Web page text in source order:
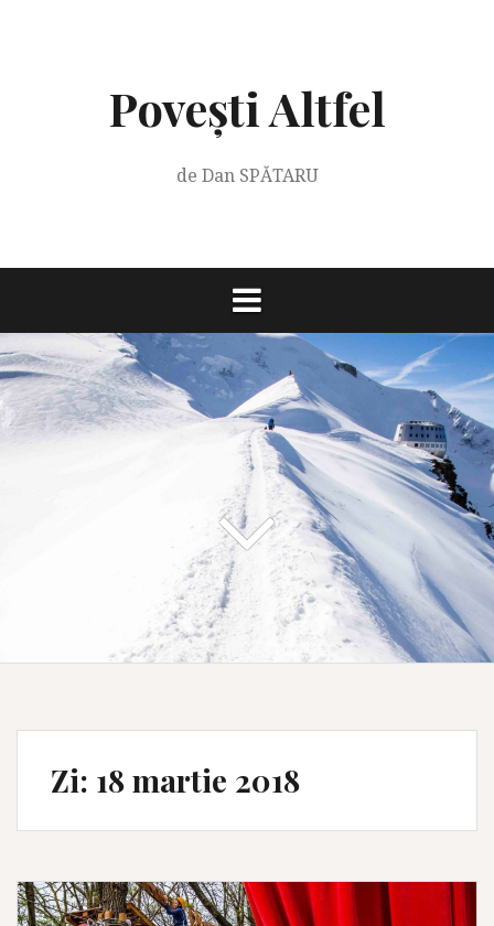
Povești Altfel
de Dan SPĂTARU
Zi: 18 martie 2018